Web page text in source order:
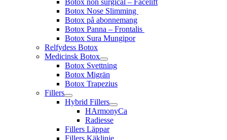
Botox non surgical – Facelift
Botox Nose Slimming
Botox på abonnemang
Botox Panna – Frontalis
Botox Sura Mungipor
Relfydess Botox
Medicinsk Botox
Botox Svettning
Botox Migrän
Botox Trapezius
Fillers
Hybrid Fillers
HArmonyCa
Radiesse
Fillers Läppar
Fillers Käklinje